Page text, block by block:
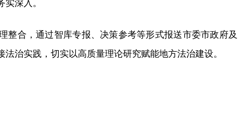
深入。
整合，通过智库专报、决策参考等形式报送市委市政府及
治实践，切实以高质量理论研究赋能地方法治建设。